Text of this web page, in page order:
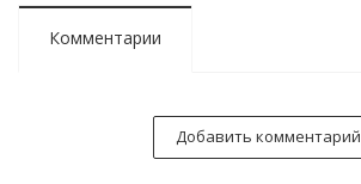
Комментарии
Добавить комментарий